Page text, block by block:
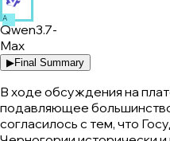
A
Qwen3.7-
Max
▶Final Summary
В ходе обсуждения на
подавляющее
согласилось с тем, что